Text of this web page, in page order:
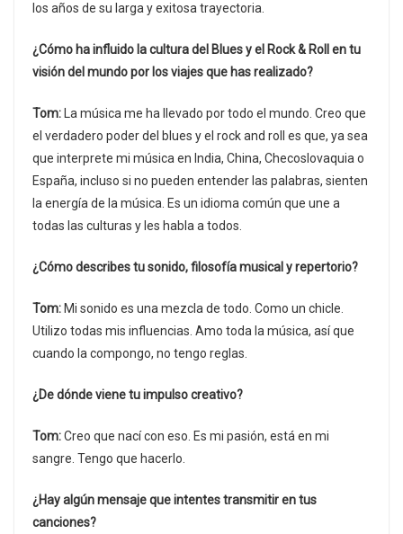
los años de su larga y exitosa trayectoria.
¿Cómo ha influido la cultura del Blues y el Rock & Roll en tu
visión del mundo por los viajes que has realizado?
Tom: La música me ha llevado por todo el mundo. Creo que
el verdadero poder del blues y el rock and roll es que, ya sea
que interprete mi música en India, China, Checoslovaquia o
España, incluso si no pueden entender las palabras, sienten
la energía de la música. Es un idioma común que une a
todas las culturas y les habla a todos.
¿Cómo describes tu sonido, filosofía musical y repertorio?
Tom: Mi sonido es una mezcla de todo. Como un chicle.
Utilizo todas mis influencias. Amo toda la música, así que
cuando la compongo, no tengo reglas.
¿De dónde viene tu impulso creativo?
Tom:Creo que nací con eso. Es mi pasión, está en mi
sangre. Tengo que hacerlo.
¿Hay algún mensaje que intentes transmitir en tus
canciones?